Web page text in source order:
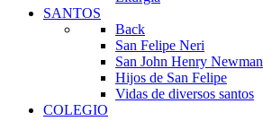
SANTOS
Back
San Felipe Neri
San John Henry Newman
Hijos de San Felipe
Vidas de diversos santos
COLEGIO